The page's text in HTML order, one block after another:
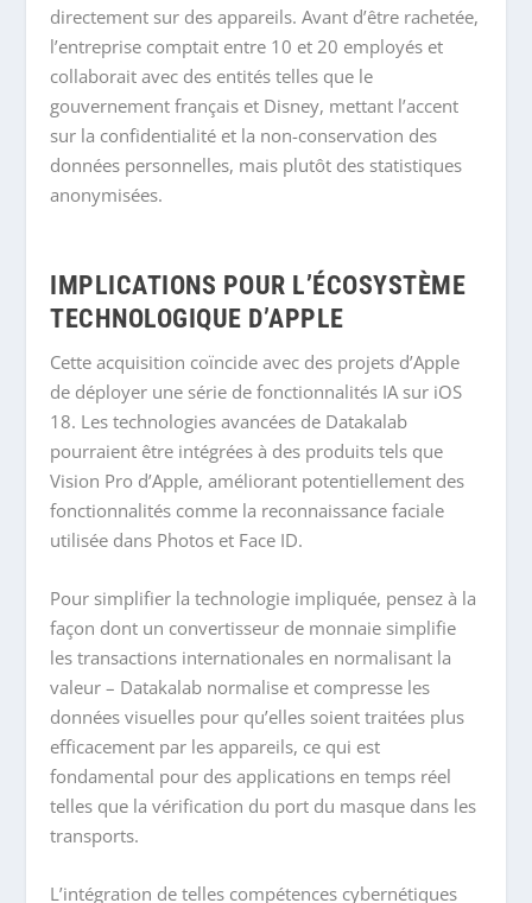
directement sur des appareils. Avant d’être rachetée,
l’entreprise comptait entre 10 et 20 employés et
collaborait avec des entités telles que le
gouvernement français et Disney, mettant l’accent
sur la confidentialité et la non-conservation des
données personnelles, mais plutôt des statistiques
anonymisées.
IMPLICATIONS POUR L’ÉCOSYSTÈME
TECHNOLOGIQUE D’APPLE
Cette acquisition coïncide avec des projets d’Apple
de déployer une série de fonctionnalités IA sur iOS
18. Les technologies avancées de Datakalab
pourraient être intégrées à des produits tels que
Vision Pro d’Apple, améliorant potentiellement des
fonctionnalités comme la reconnaissance faciale
utilisée dans Photos et Face ID.
Pour simplifier la technologie impliquée, pensez à la
façon dont un convertisseur de monnaie simplifie
les transactions internationales en normalisant la
valeur – Datakalab normalise et compresse les
données visuelles pour qu’elles soient traitées plus
efficacement par les appareils, ce qui est
fondamental pour des applications en temps réel
telles que la vérification du port du masque dans les
transports.
L’intégration de telles compétences cybernétiques